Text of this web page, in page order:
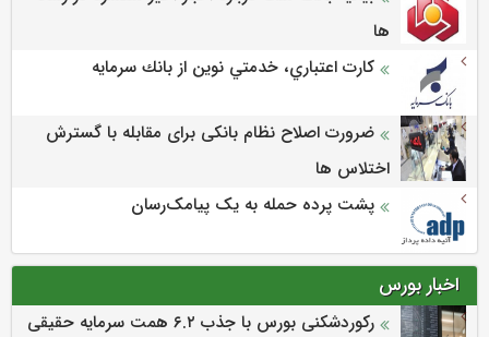
ها
كارت اعتباري، خدمتي نوين از بانك سرمايه
ضرورت اصلاح نظام بانکی برای مقابله با گسترش
اختلاس ها
پشت پرده حمله به یک پیامک‌رسان
اخبار بورس
رکوردشکنی بورس با جذب ۶.۲ همت سرمایه حقیقی